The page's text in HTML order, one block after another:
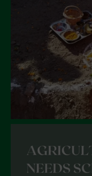
Aprile 2022
Marzo 2022
Febbraio 2022
Gennaio 2022
Dicembre 2021
Novembre 2021
Settembre 2021
Agosto 2021